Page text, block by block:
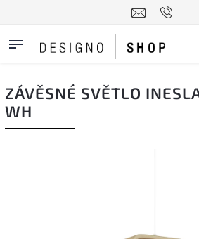
ZÁVĚSNÉ SVĚTLO
WH